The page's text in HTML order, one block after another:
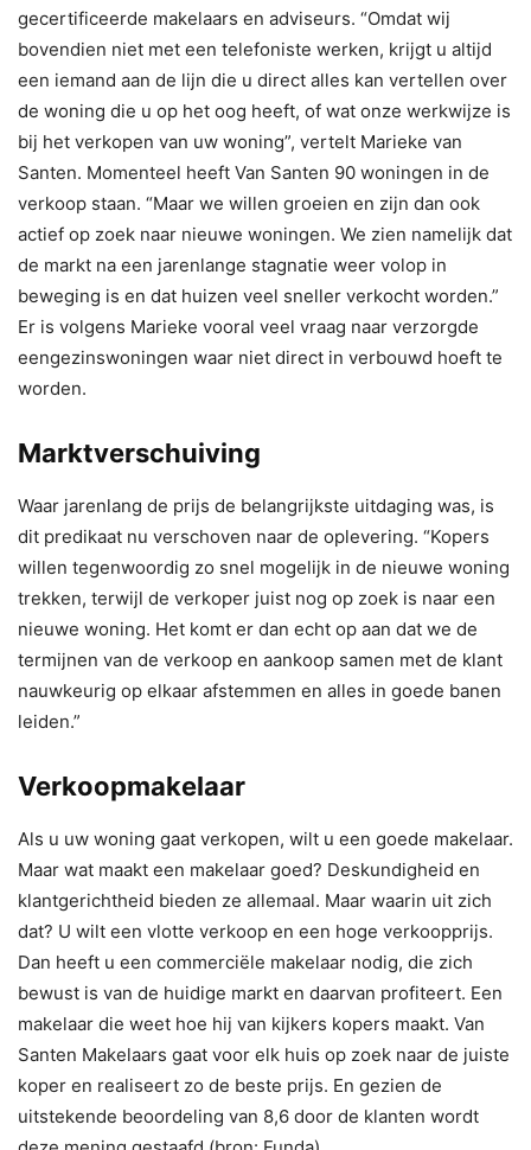
gecertificeerde makelaars en adviseurs. “Omdat wij
bovendien niet met een telefoniste werken, krijgt u altijd
een iemand aan de lijn die u direct alles kan vertellen over
de woning die u op het oog heeft, of wat onze werkwijze is
bij het verkopen van uw woning”, vertelt Marieke van
Santen. Momenteel heeft Van Santen 90 woningen in de
verkoop staan. “Maar we willen groeien en zijn dan ook
actief op zoek naar nieuwe woningen. We zien namelijk dat
de markt na een jarenlange stagnatie weer volop in
beweging is en dat huizen veel sneller verkocht worden.”
Er is volgens Marieke vooral veel vraag naar verzorgde
eengezinswoningen waar niet direct in verbouwd hoeft te
worden.
Marktverschuiving
Waar jarenlang de prijs de belangrijkste uitdaging was, is
dit predikaat nu verschoven naar de oplevering. “Kopers
willen tegenwoordig zo snel mogelijk in de nieuwe woning
trekken, terwijl de verkoper juist nog op zoek is naar een
nieuwe woning. Het komt er dan echt op aan dat we de
termijnen van de verkoop en aankoop samen met de klant
nauwkeurig op elkaar afstemmen en alles in goede banen
leiden.”
Verkoopmakelaar
Als u uw woning gaat verkopen, wilt u een goede makelaar.
Maar wat maakt een makelaar goed? Deskundigheid en
klantgerichtheid bieden ze allemaal. Maar waarin uit zich
dat? U wilt een vlotte verkoop en een hoge verkoopprijs.
Dan heeft u een commerciële makelaar nodig, die zich
bewust is van de huidige markt en daarvan profiteert. Een
makelaar die weet hoe hij van kijkers kopers maakt. Van
Santen Makelaars gaat voor elk huis op zoek naar de juiste
koper en realiseert zo de beste prijs. En gezien de
uitstekende beoordeling van 8,6 door de klanten wordt